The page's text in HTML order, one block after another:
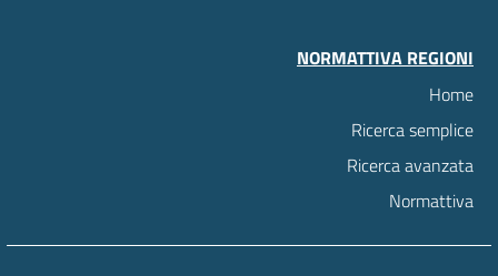
NORMATTIVA REGIONI
Home
Ricerca semplice
Ricerca avanzata
Normattiva